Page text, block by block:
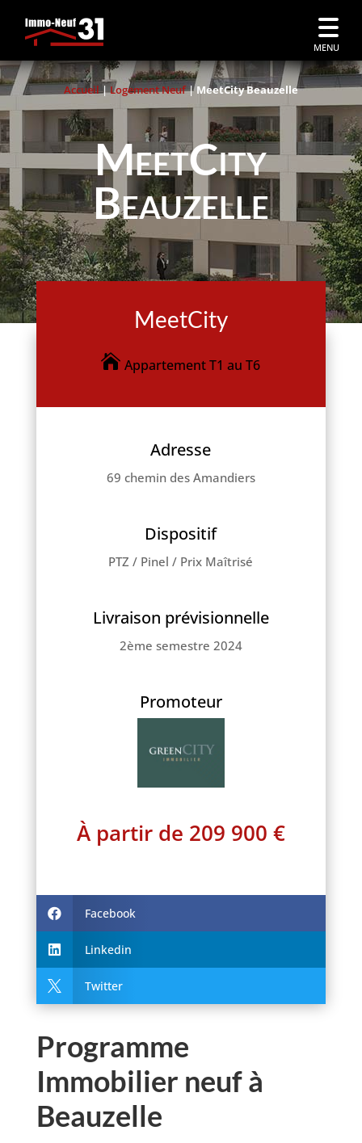
MENU
MeetCity
Beauzelle
Accueil|Logement Neuf|MeetCity Beauzelle
Programme
Immobilier neuf à
Beauzelle
MeetCity
Appartement T1 au T6
Adresse
69 chemin des Amandiers
Dispositif
PTZ / Pinel / Prix Maîtrisé
Livraison prévisionnelle
2ème semestre 2024
Promoteur
À partir de 209 900 €
 Facebook
 Linkedin
 Twitter